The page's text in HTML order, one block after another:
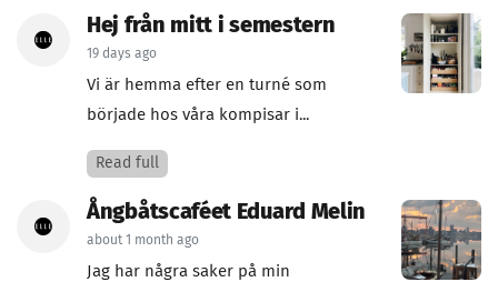
Hej från mitt i semestern
19 days ago
Vi är hemma efter en turné som
började hos våra kompisar i...
Read full
Ångbåtscaféet Eduard Melin
about 1 month ago
Jag har några saker på min